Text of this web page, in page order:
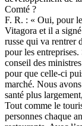
Comté ?
F. R. : « Oui, pour
Vitagora et il a
russe qui va rentrer
pour les
conseil des
pour que celle-ci
marché. Nous
santé plus
Tout comme le
personnes chaque